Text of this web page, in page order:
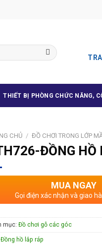
THIẾT BỊ PHÒNG CHỨC NĂNG,
CHỦ / ĐỒ CHƠI TRONG LỚP
ĐỒNG HỒ
MUA NGAY
Gọi điện xác nhận và giao
mục: Đồ chơi gỗ các góc
Đồng hồ lắp ráp